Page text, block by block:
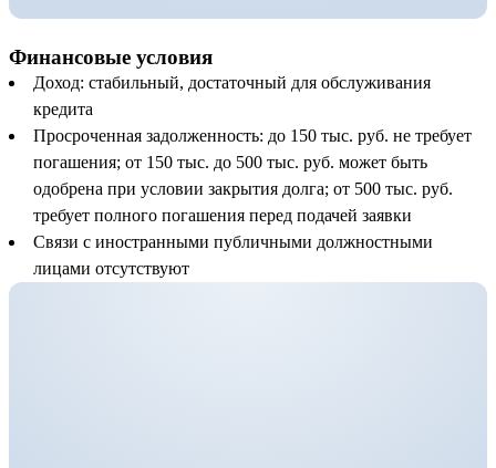
Финансовые условия
Доход: стабильный, достаточный для обслуживания
кредита
Просроченная задолженность: до 150 тыс. руб. не требует
погашения; от 150 тыс. до 500 тыс. руб. может быть
одобрена при условии закрытия долга; от 500 тыс. руб.
требует полного погашения перед подачей заявки
Связи с иностранными публичными должностными
лицами отсутствуют